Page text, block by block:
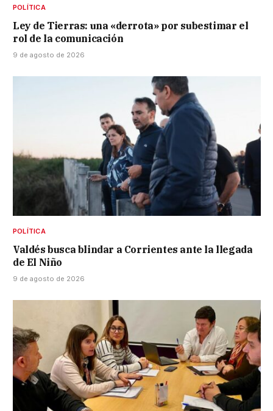
POLÍTICA
Ley de Tierras: una «derrota» por subestimar el
rol de la comunicación
9 de agosto de 2026
POLÍTICA
Valdés busca blindar a Corrientes ante la llegada
de El Niño
9 de agosto de 2026